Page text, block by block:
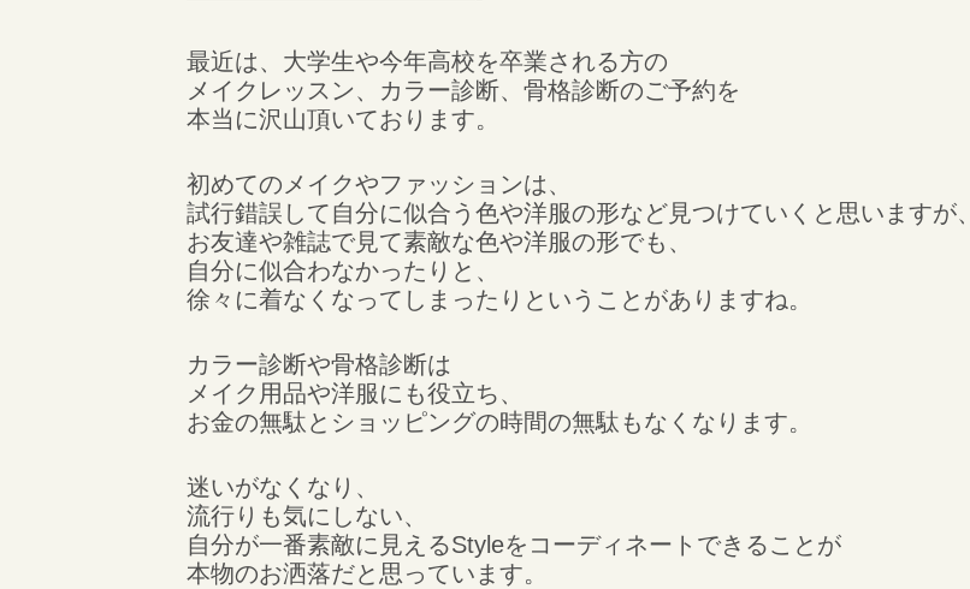
最近は、大学生や今年高校を卒業される方の
メイクレッスン、カラー診断、骨格診断のご予約を
本当に沢山頂いております。
初めてのメイクやファッションは、
試行錯誤して自分に似合う色や洋服の形など見つけていくと思いますが、
お友達や雑誌で見て素敵な色や洋服の形でも、
自分に似合わなかったりと、
徐々に着なくなってしまったりということがありますね。
カラー診断や骨格診断は
メイク用品や洋服にも役立ち、
お金の無駄とショッピングの時間の無駄もなくなります。
迷いがなくなり、
流行りも気にしない、
自分が一番素敵に見えるStyleをコーディネートできることが
本物のお洒落だと思っています。